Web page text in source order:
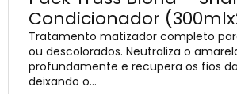
Condicionador
Tratamento matizador completo
ou descolorados. Neutraliza o
profundamente e recupera os fios
deixando o...